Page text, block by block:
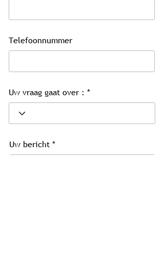
Telefoonnummer
Uw vraag gaat over :
Uw bericht